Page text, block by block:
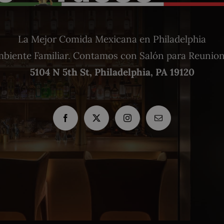
La Mejor Comida Mexicana en Philadelphia
Familiar. Contamos con Salón para
5104 N 5th St, Philadelphia, PA 19120